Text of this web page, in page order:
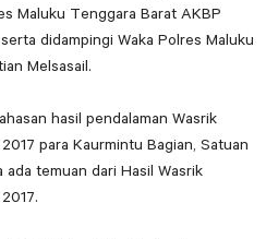
Maluku Tenggara Barat AKBP
didampingi Waka Polres Maluku
Melsasail.
hasil pendalaman Wasrik
para Kaurmintu Bagian, Satuan
temuan dari Hasil Wasrik